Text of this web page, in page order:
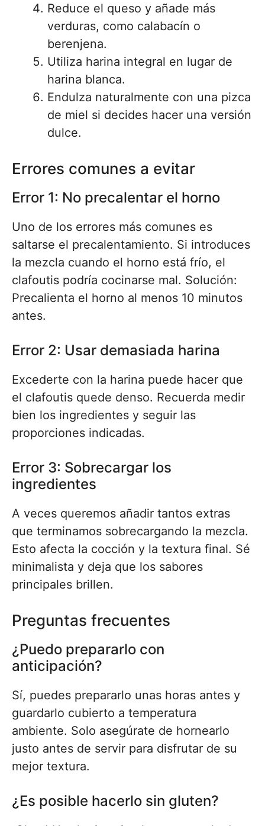
Reduce el queso y añade más
verduras, como calabacín o
berenjena.
Utiliza harina integral en lugar de
harina blanca.
Endulza naturalmente con una pizca
de miel si decides hacer una versión
dulce.
Errores comunes a evitar
Error 1: No precalentar el horno
Uno de los errores más comunes es
saltarse el precalentamiento. Si introduces
la mezcla cuando el horno está frío, el
clafoutis podría cocinarse mal. Solución:
Precalienta el horno al menos 10 minutos
antes.
Error 2: Usar demasiada harina
Excederte con la harina puede hacer que
el clafoutis quede denso. Recuerda medir
bien los ingredientes y seguir las
proporciones indicadas.
Error 3: Sobrecargar los
ingredientes
A veces queremos añadir tantos extras
que terminamos sobrecargando la mezcla.
Esto afecta la cocción y la textura final. Sé
minimalista y deja que los sabores
principales brillen.
Preguntas frecuentes
¿Puedo prepararlo con
anticipación?
Sí, puedes prepararlo unas horas antes y
guardarlo cubierto a temperatura
ambiente. Solo asegúrate de hornearlo
justo antes de servir para disfrutar de su
mejor textura.
¿Es posible hacerlo sin gluten?